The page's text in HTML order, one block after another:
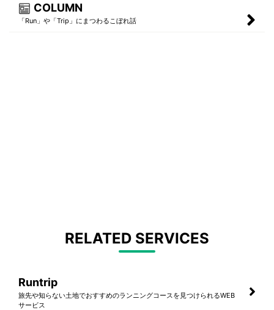
COLUMN
「Run」や「Trip」にまつわるこぼれ話
RELATED SERVICES
Runtrip
旅先や知らない土地でおすすめのランニングコースを見つけられるWEB
サービス